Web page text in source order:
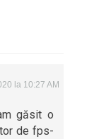
la 10:27 AM
găsit o
de fps-